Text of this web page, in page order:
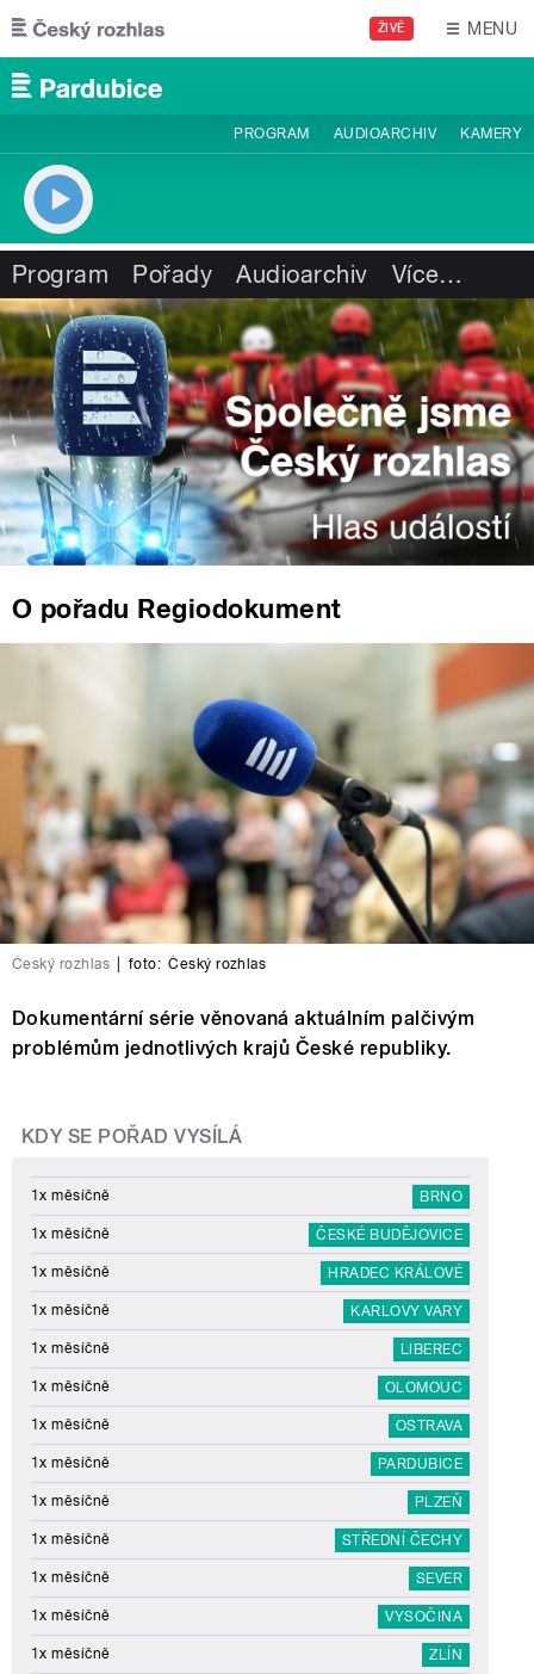
Přejít k hlavnímu obsahu
ŽIVĚ MENU
PROGRAM AUDIOARCHIV KAMERY
Program Pořady Audioarchiv Více…
O pořadu Regiodokument
Český rozhlas foto: Český rozhlas
Dokumentární série věnovaná aktuálním palčivým
problémům jednotlivých krajů České republiky.
KDY SE POŘAD VYSÍLÁ
1x měsíčně BRNO
1x měsíčně ČESKÉ BUDĚJOVICE
1x měsíčně HRADEC KRÁLOVÉ
1x měsíčně KARLOVY VARY
1x měsíčně LIBEREC
1x měsíčně OLOMOUC
1x měsíčně OSTRAVA
1x měsíčně PARDUBICE
1x měsíčně PLZEŇ
1x měsíčně STŘEDNÍ ČECHY
1x měsíčně SEVER
1x měsíčně VYSOČINA
1x měsíčně ZLÍN